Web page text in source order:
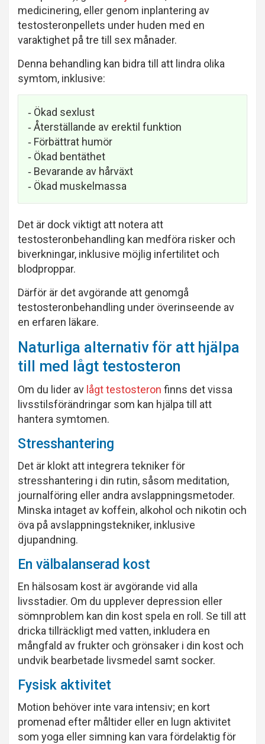
medicinering, eller genom inplantering av
testosteronpellets under huden med en
varaktighet på tre till sex månader.
Denna behandling kan bidra till att lindra olika
symtom, inklusive:
‐ Ökad sexlust
‐ Återställande av erektil funktion
‐ Förbättrat humör
‐ Ökad bentäthet
‐ Bevarande av hårväxt
‐ Ökad muskelmassa
Det är dock viktigt att notera att
testosteronbehandling kan medföra risker och
biverkningar, inklusive möjlig infertilitet och
blodproppar.
Därför är det avgörande att genomgå
testosteronbehandling under överinseende av
en erfaren läkare.
Naturliga alternativ för att hjälpa
till med lågt testosteron
Om du lider av lågt testosteron finns det vissa
livsstilsförändringar som kan hjälpa till att
hantera symtomen.
Stresshantering
Det är klokt att integrera tekniker för
stresshantering i din rutin, såsom meditation,
journalföring eller andra avslappningsmetoder.
Minska intaget av koffein, alkohol och nikotin och
öva på avslappningstekniker, inklusive
djupandning.
En välbalanserad kost
En hälsosam kost är avgörande vid alla
livsstadier. Om du upplever depression eller
sömnproblem kan din kost spela en roll. Se till att
dricka tillräckligt med vatten, inkludera en
mångfald av frukter och grönsaker i din kost och
undvik bearbetade livsmedel samt socker.
Fysisk aktivitet
Motion behöver inte vara intensiv; en kort
promenad efter måltider eller en lugn aktivitet
som yoga eller simning kan vara fördelaktig för